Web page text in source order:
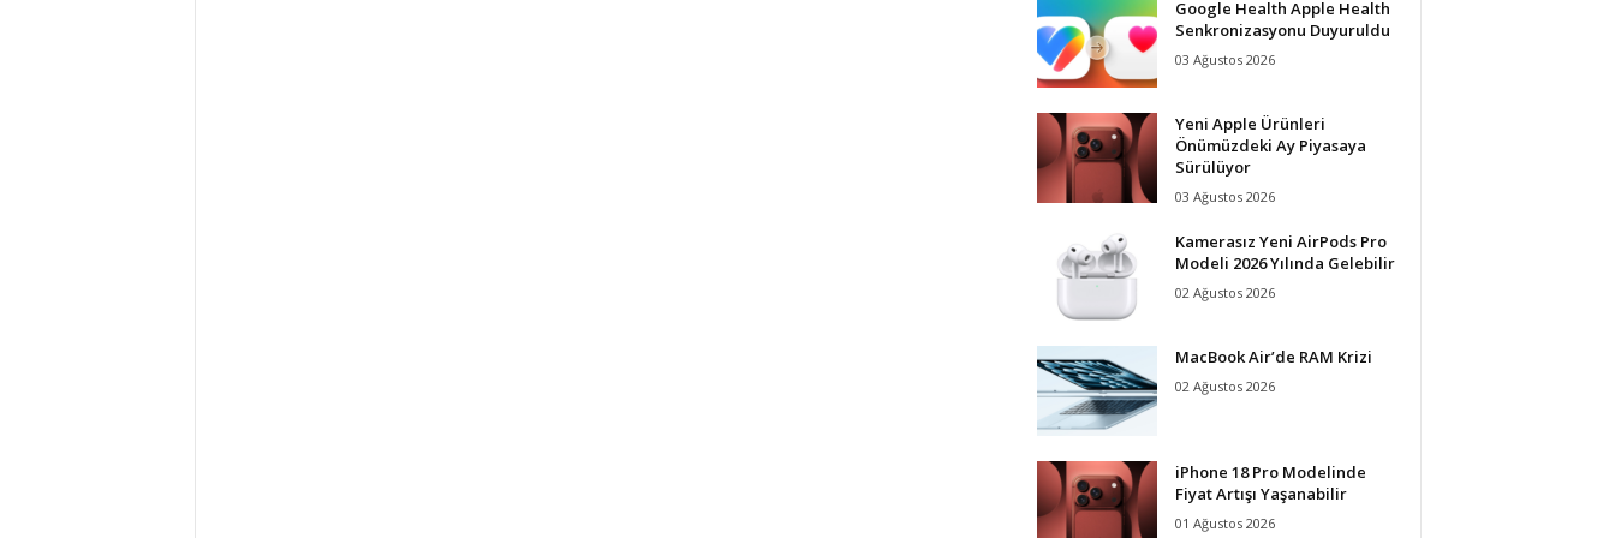
Google Health Apple Health
Senkronizasyonu Duyuruldu
03 Ağustos 2026
Yeni Apple Ürünleri
Önümüzdeki Ay Piyasaya
Sürülüyor
03 Ağustos 2026
Kamerasız Yeni AirPods Pro
Modeli 2026 Yılında Gelebilir
02 Ağustos 2026
MacBook Air’de RAM Krizi
02 Ağustos 2026
iPhone 18 Pro Modelinde
Fiyat Artışı Yaşanabilir
01 Ağustos 2026